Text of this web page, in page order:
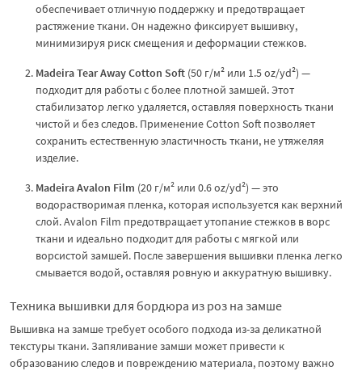
обеспечивает отличную поддержку и предотвращает
растяжение ткани. Он надежно фиксирует вышивку,
минимизируя риск смещения и деформации стежков.
Madeira Tear Away Cotton Soft (50 г/м² или 1.5 oz/yd²) —
подходит для работы с более плотной замшей. Этот
стабилизатор легко удаляется, оставляя поверхность ткани
чистой и без следов. Применение Cotton Soft позволяет
сохранить естественную эластичность ткани, не утяжеляя
изделие.
Madeira Avalon Film (20 г/м² или 0.6 oz/yd²) — это
водорастворимая пленка, которая используется как верхний
слой. Avalon Film предотвращает утопание стежков в ворс
ткани и идеально подходит для работы с мягкой или
ворсистой замшей. После завершения вышивки пленка легко
смывается водой, оставляя ровную и аккуратную вышивку.
Техника вышивки для бордюра из роз на замше
Вышивка на замше требует особого подхода из-за деликатной
текстуры ткани. Запяливание замши может привести к
образованию следов и повреждению материала, поэтому важно